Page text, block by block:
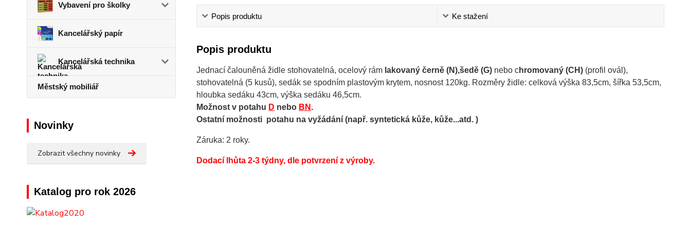
Vybavení pro školky
Kancelářský papír
Kancelářská technika
Městský mobiliář
Novinky
Zobrazit všechny novinky
Katalog pro rok 2026
Popis produktu Ke stažení
Popis produktu
Jednací čalouněná židle stohovatelná, ocelový rám lakovaný černě (N),šedě (G)nebo chromovaný (CH) (profil ovál),
stohovatelná (5 kusů), sedák se spodním plastovým krytem, nosnost 120kg. Rozměry židle: celková výška 83,5cm, šířka 53,5cm,
hloubka sedáku 43cm, výška sedáku 46,5cm.
Možnost v potahu D nebo BN .
Ostatní možnosti potahu na vyžádání (např. syntetická kůže, kůže...atd. )
Záruka: 2 roky.
Dodací lhůta 2-3 týdny, dle potvrzení z výroby.